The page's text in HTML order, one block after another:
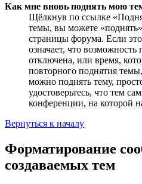
Как мне вновь поднять мою
Щёлкнув по ссылке
темы, вы можете
страницы форума. Если
означает, что
отключена, или время,
повторного поднятия
можно поднять тему,
удостоверьтесь, что тем
конференции, на которой
Вернуться к началу
Форматирование
создаваемых тем